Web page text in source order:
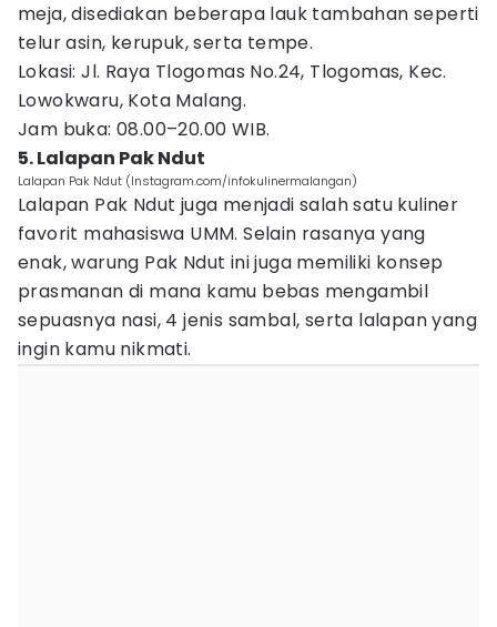
meja, disediakan beberapa lauk tambahan seperti
telur asin, kerupuk, serta tempe.
Lokasi: Jl. Raya Tlogomas No.24, Tlogomas, Kec.
Lowokwaru, Kota Malang.
Jam buka: 08.00–20.00 WIB.
5. Lalapan Pak Ndut
Lalapan Pak Ndut (Instagram.com/infokulinermalangan)
Lalapan Pak Ndut juga menjadi salah satu kuliner
favorit mahasiswa UMM. Selain rasanya yang
enak, warung Pak Ndut ini juga memiliki konsep
prasmanan di mana kamu bebas mengambil
sepuasnya nasi, 4 jenis sambal, serta lalapan yang
ingin kamu nikmati.